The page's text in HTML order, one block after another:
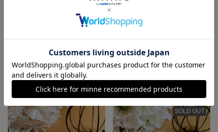
ころんと星型☆ガーランド モノトーン
展示中
星型☆ブランケット ラベンダー×パープル
SOLD OUT